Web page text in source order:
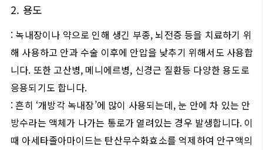
2. 용도
: 녹내장이나 약으로 인해 생긴 부종, 뇌전증 등을 치료하기 위
해 사용하고 안과 수술 이후에 안압을 낮추기 위해서도 사용합
니다. 또한 고산병, 메니에르병, 신경근 질환등 다양한 용도로
응용되기도 합니다.
: 흔히 ‘개방각 녹내장’에 많이 사용되는데, 눈 안에 차 있는 안
방수라는 액체가 나가는 통로가 열려있는 경우 발생합니다. 이
때 아세타졸아마이드는 탄산무수화효소를 억제하여 안구액의